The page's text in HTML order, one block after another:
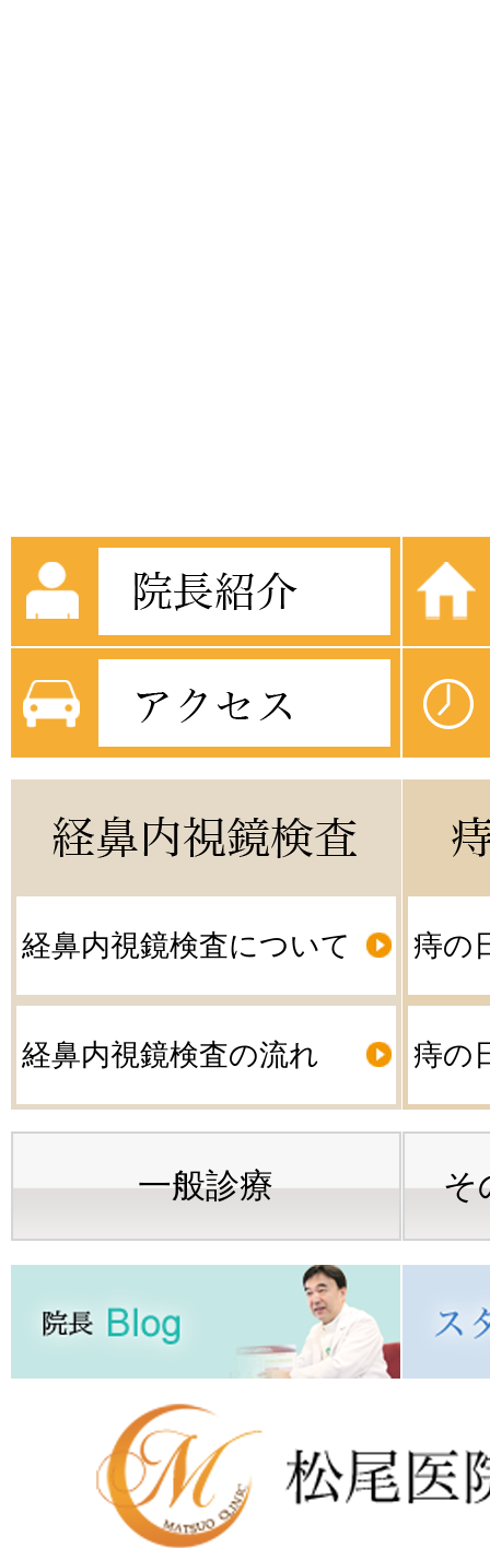
経鼻内視鏡検査について
経鼻内視鏡検査の流れ
痔の
痔の
一般診療 そ